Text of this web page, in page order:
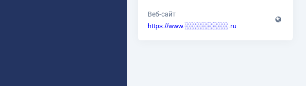
Веб-сайт
https://www.░░░░░░░░░.ru